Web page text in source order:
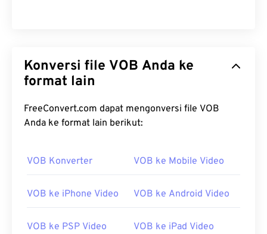
Konversi file VOB Anda ke
format lain
FreeConvert.com dapat mengonversi file VOB
Anda ke format lain berikut:
VOB Konverter VOB ke Mobile Video
VOB ke iPhone Video VOB ke Android Video
VOB ke PSP Video VOB ke iPad Video